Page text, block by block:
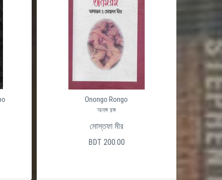
Onongo Rongo
অনঙ্গ রঙ্গ
মোস্তফা মীর
BDT 200.00